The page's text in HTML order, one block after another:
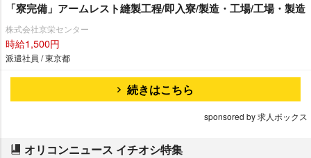
「寮完備」アームレスト縫製工程/即入寮/製造・工場/工場・製造
株式会社京栄センター
時給1,500円
派遣社員 / 東京都
続きはこちら
sponsored by 求人ボックス
オリコンニュース イチオシ特集